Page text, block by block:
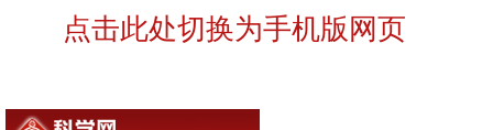
点击此处切换为手机版网页